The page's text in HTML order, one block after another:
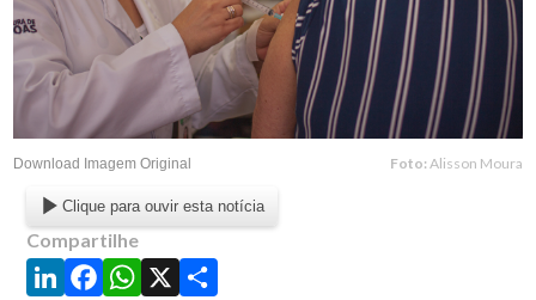
Download Imagem Original Foto: Alisson Moura
Clique para ouvir esta notícia
Compartilhe
LinkedIn
Facebook
WhatsApp
X Share